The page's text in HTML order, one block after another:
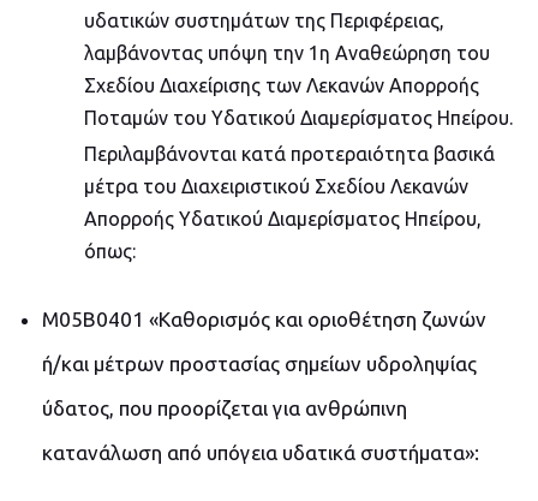
υδατικών συστημάτων της Περιφέρειας,
λαμβάνοντας υπόψη την 1η Αναθεώρηση του
Σχεδίου Διαχείρισης των Λεκανών Απορροής
Ποταμών του Υδατικού Διαμερίσματος Ηπείρου.
Περιλαμβάνονται κατά προτεραιότητα βασικά
μέτρα του Διαχειριστικού Σχεδίου Λεκανών
Απορροής Υδατικού Διαμερίσματος Ηπείρου,
όπως:
Μ05Β0401 «Καθορισμός και οριοθέτηση ζωνών
ή/και μέτρων προστασίας σημείων υδροληψίας
ύδατος, που προορίζεται για ανθρώπινη
κατανάλωση από υπόγεια υδατικά συστήματα»: